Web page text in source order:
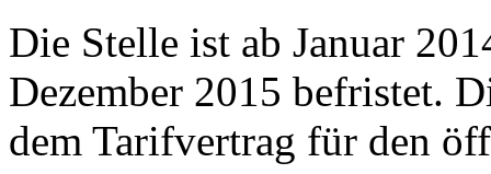
Die Stelle ist ab Januar
Dezember 2015 befristet.
dem Tarifvertrag für den